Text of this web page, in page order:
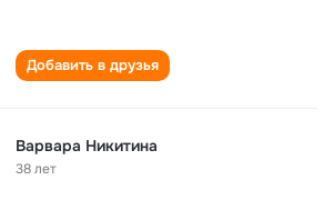
Добавить в друзья
Варвара Никитина
38 лет